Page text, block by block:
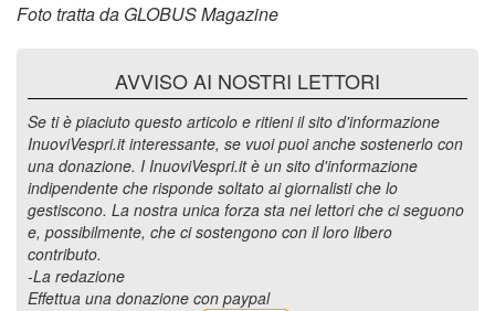
Foto tratta da GLOBUS Magazine
AVVISO AI NOSTRI LETTORI
Se ti è piaciuto questo articolo e ritieni il sito d'informazione
InuoviVespri.it interessante, se vuoi puoi anche sostenerlo con
una donazione. I InuoviVespri.it è un sito d'informazione
indipendente che risponde soltato ai giornalisti che lo
gestiscono. La nostra unica forza sta nei lettori che ci seguono
e, possibilmente, che ci sostengono con il loro libero
contributo.
-La redazione
Effettua una donazione con paypal